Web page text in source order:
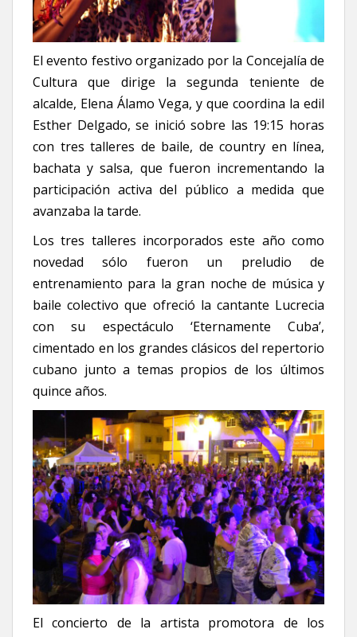
El evento festivo organizado por la Concejalía de
Cultura que dirige la segunda teniente de
alcalde, Elena Álamo Vega, y que coordina la edil
Esther Delgado, se inició sobre las 19:15 horas
con tres talleres de baile, de country en línea,
bachata y salsa, que fueron incrementando la
participación activa del público a medida que
avanzaba la tarde.
Los tres talleres incorporados este año como
novedad sólo fueron un preludio de
entrenamiento para la gran noche de música y
baile colectivo que ofreció la cantante Lucrecia
con su espectáculo ‘Eternamente Cuba’,
cimentado en los grandes clásicos del repertorio
cubano junto a temas propios de los últimos
quince años.
El concierto de la artista promotora de los